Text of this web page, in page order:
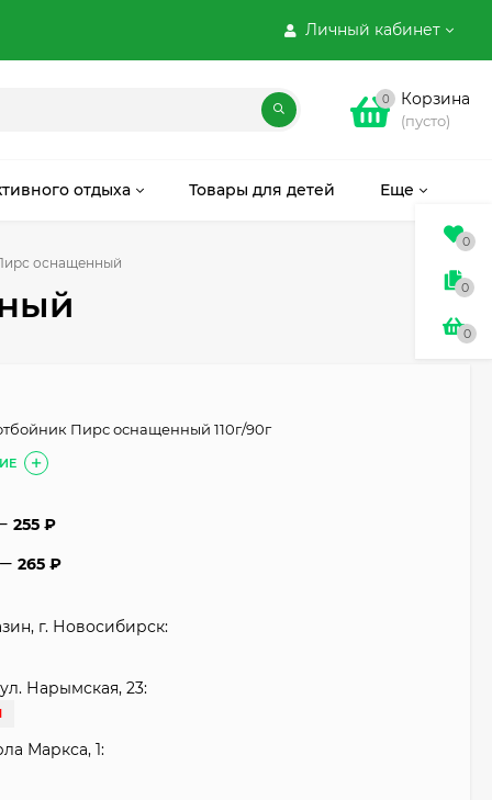
Личный кабинет
0 Корзина
(пусто)
отдыха Товары для детей Еще
оснащенный
Пирс оснащенный 110г/90г
255₽
265₽
г. Новосибирск:
Нарымская, 23:
Маркса, 1:
0
0
0